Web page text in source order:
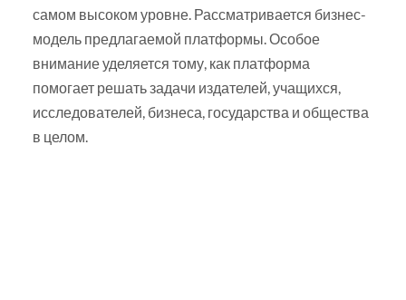
самом высоком уровне. Рассматривается бизнес-
модель предлагаемой платформы. Особое
внимание уделяется тому, как платформа
помогает решать задачи издателей, учащихся,
исследователей, бизнеса, государства и общества
в целом.